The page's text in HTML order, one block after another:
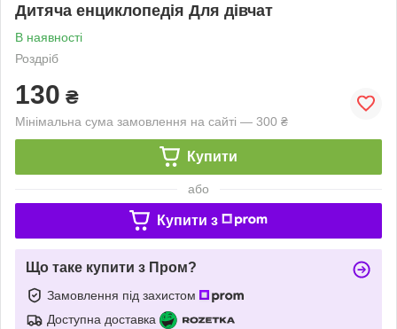
Дитяча енциклопедія Для дівчат
В наявності
Роздріб
130 ₴
Мінімальна сума замовлення на сайті — 300 ₴
Купити
або
Купити з
Що таке купити з Пром?
Замовлення під захистом
Доступна доставка